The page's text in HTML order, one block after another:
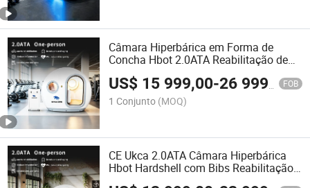
Câmara Hiperbárica em Forma de
Concha Hbot 2.0ATA Reabilitação de
Exercício Terapia para Autismo
US$ 15 999,00-26 999,00 FOB
1 Conjunto (MOQ)
CE Ukca 2.0ATA Câmara Hiperbárica
Hbot Hardshell com Bibs Reabilitação
de Exercícios Venda Barata